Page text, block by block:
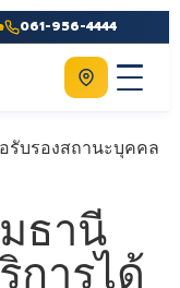
061-956-4444
ติดต่อเรา
ธานี
การได้